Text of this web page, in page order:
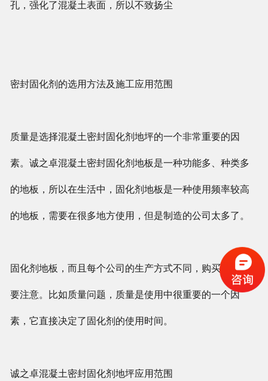
孔，强化了混凝土表面，所以不致扬尘
密封固化剂的选用方法及施工应用范围
质量是选择混凝土密封固化剂地坪的一个非常重要的因
素。诚之卓混凝土密封固化剂地板是一种功能多、种类多
的地板，所以在生活中，固化剂地板是一种使用频率较高
的地板，需要在很多地方使用，但是制造的公司太多了。
固化剂地板，而且每个公司的生产方式不同，购买时一定
要注意。比如质量问题，质量是使用中很重要的一个因
素，它直接决定了固化剂的使用时间。
诚之卓混凝土密封固化剂地坪应用范围